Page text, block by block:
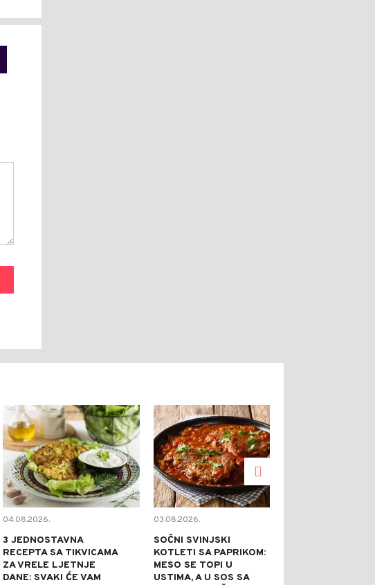
0
04.08.2026.
3 JEDNOSTAVNA
RECEPTA SA TIKVICAMA
ZA VRELE LJETNJE
DANE: SVAKI ĆE VAM
03.08.2026.
SOČNI SVINJSKI
KOTLETI SA PAPRIKOM:
MESO SE TOPI U
USTIMA, A U SOS SA